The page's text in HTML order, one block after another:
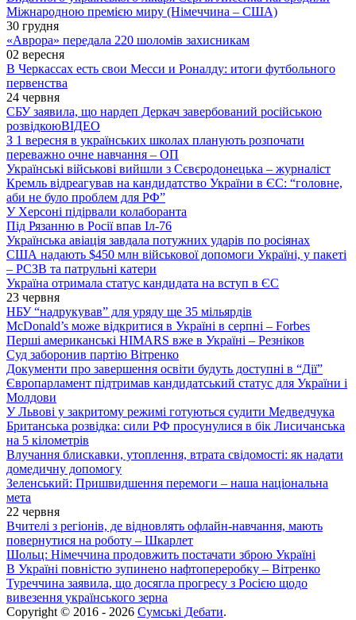
Міжнародною премією миру (Німеччина – США)
30 грудня
«Аврора» передала 220 шоломів захисникам
02 вересня
В Черкассах есть свои Месси и Роналду: итоги футбольного
первенства
24 червня
СБУ заявила, що нардеп Деркач завербований російською
розвідкоюВІДЕО
З 1 вересня в українських школах планують розпочати
переважно очне навчання – ОП
Українські військові вийшли з Сєвєродонецька – журналіст
Кремль відреагував на кандидатство України в ЄС: “головне,
аби не було проблем для РФ”
У Херсоні підірвали колаборанта
Під Рязанню в Росії впав Іл-76
Українська авіація завдала потужних ударів по росіянах
США надають $450 млн військової допомоги Україні, у пакеті
– РСЗВ та патрульні катери
Україна отримала статус кандидата на вступ в ЄС
23 червня
НБУ “надрукував” для уряду ще 35 мільярдів
McDonald’s може відкритися в Україні в серпні – Forbes
Перші американські HIMARS вже в Україні – Резніков
Суд заборонив партію Вітренко
Документи про завершення освіти будуть доступні в “Дії”
Європарламент підтримав кандидатський статус для України і
Молдови
У Львові у закритому режимі готуються судити Медведчука
Британська розвідка: сили РФ просунулися в бік Лисичанська
на 5 кілометрів
Влучання блискавки, утоплення, втрата свідомості: як надати
домедичну допомогу
Зеленський: Пришвидшення перемоги – наша національна
мета
22 червня
Вчителі з регіонів, де відновлять офлайн-навчання, мають
повернутися на роботу – Шкарлет
Шольц: Німеччина продовжить постачати зброю Україні
В Україні повністю зупинено нафтопереробку – Вітренко
Туреччина заявила, що досягла прогресу з Росією щодо
вивезення українського зерна
Copyright © 2016 - 2026 Сумські Дебати.